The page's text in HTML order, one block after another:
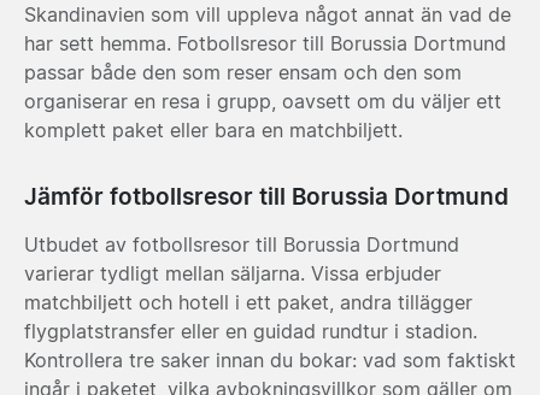
Skandinavien som vill uppleva något annat än vad de
har sett hemma. Fotbollsresor till Borussia Dortmund
passar både den som reser ensam och den som
organiserar en resa i grupp, oavsett om du väljer ett
komplett paket eller bara en matchbiljett.
Jämför fotbollsresor till Borussia Dortmund
Utbudet av fotbollsresor till Borussia Dortmund
varierar tydligt mellan säljarna. Vissa erbjuder
matchbiljett och hotell i ett paket, andra tillägger
flygplatstransfer eller en guidad rundtur i stadion.
Kontrollera tre saker innan du bokar: vad som faktiskt
ingår i paketet, vilka avbokningsvillkor som gäller om